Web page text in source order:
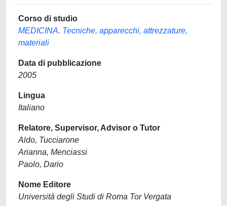
Corso di studio
MEDICINA. Tecniche, apparecchi, attrezzature,
materiali
Data di pubblicazione
2005
Lingua
Italiano
Relatore, Supervisor, Advisor o Tutor
Aldo, Tucciarone
Arianna, Menciassi
Paolo, Dario
Nome Editore
Università degli Studi di Roma Tor Vergata